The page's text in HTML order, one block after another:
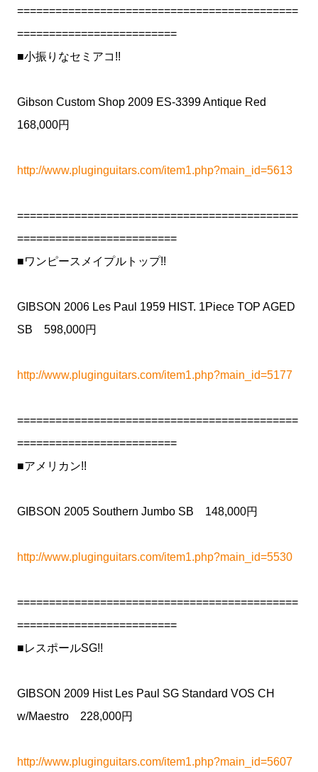
============================================
=========================
■小振りなセミアコ!!
Gibson Custom Shop 2009 ES-3399 Antique Red
168,000円
http://www.pluginguitars.com/item1.php?main_id=5613
============================================
=========================
■ワンピースメイプルトップ!!
GIBSON 2006 Les Paul 1959 HIST. 1Piece TOP AGED
SB 598,000円
http://www.pluginguitars.com/item1.php?main_id=5177
============================================
=========================
■アメリカン!!
GIBSON 2005 Southern Jumbo SB 148,000円
http://www.pluginguitars.com/item1.php?main_id=5530
============================================
=========================
■レスポールSG!!
GIBSON 2009 Hist Les Paul SG Standard VOS CH
w/Maestro 228,000円
http://www.pluginguitars.com/item1.php?main_id=5607